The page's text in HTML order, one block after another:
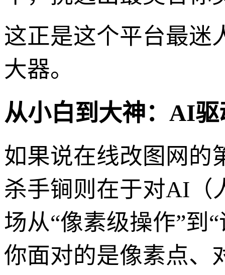
这正是这个平台最迷
大器。
从小白到大神：AI
如果说在线改图网的
杀手锏则在于对AI（
场从“像素级操作”到
你面对的是像素点、